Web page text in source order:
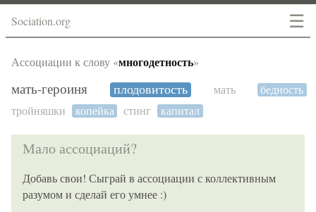
☰
Sociation.org
Ассоциации к слову «многодетность»
мать-героиня плодовитость мать
бедность
тройняшки
копейка стинг капитал
Мало ассоциаций?
Добавь свои! Сыграй в ассоциации с коллективным
разумом и сделай его умнее :)